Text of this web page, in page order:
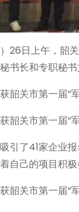
）26日上午，韶
书长和专职秘书
引了41家企业
自己的项目积极